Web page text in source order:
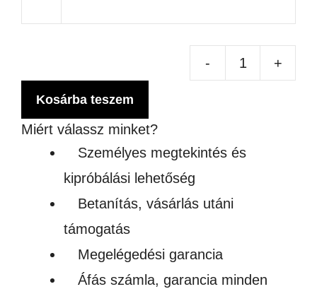
- +
Kosárba teszem
Miért válassz minket?
Személyes megtekintés és
kipróbálási lehetőség
Betanítás, vásárlás utáni
támogatás
Megelégedési garancia
Áfás számla, garancia minden